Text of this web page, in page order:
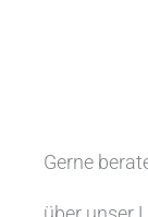
Gerne